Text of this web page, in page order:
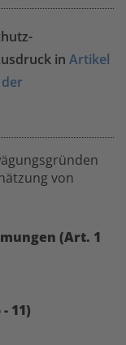
in Artikel
der
von
(Art. 1
11)